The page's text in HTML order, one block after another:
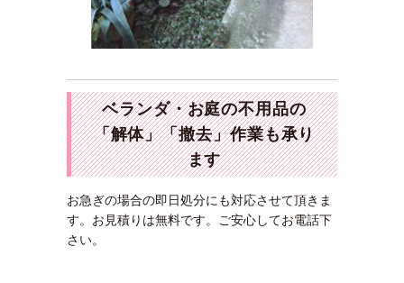
ベランダ・お庭の不用品の
「解体」「撤去」作業も承り
ます
お急ぎの場合の即日処分にも対応させて頂きま
す。お見積りは無料です。ご安心してお電話下
さい。